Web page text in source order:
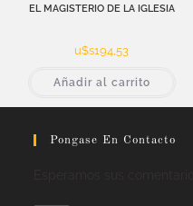
EL MAGISTERIO DE LA IGLESIA
u$s194,53
Añadir al carrito
Pongase En Contacto